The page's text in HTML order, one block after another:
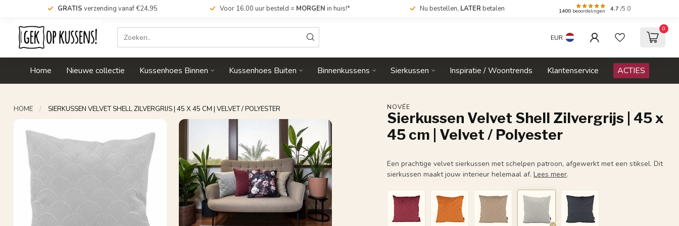
GRATIS verzending vanaf €24,95 Voor 16.00 uur besteld = MORGEN in huis!* Nu bestellen, LATER betalen 1400 beoordelingen 4.7 /5.0
EUR
0
Home Nieuwe collectie Kussenhoes Binnen Kussenhoes Buiten Binnenkussens Sierkussen Inspiratie / Woontrends Klantenservice ACTIES
HOME / SIERKUSSEN VELVET SHELL ZILVERGRIJS | 45 X 45 CM | VELVET / POLYESTER NOVÉE
Sierkussen Velvet Shell Zilvergrijs | 45 x
45 cm | Velvet / Polyester
Een prachtige velvet sierkussen met schelpen patroon, afgewerkt met een stiksel. Dit
sierkussen maakt jouw interieur helemaal af.Lees meer.